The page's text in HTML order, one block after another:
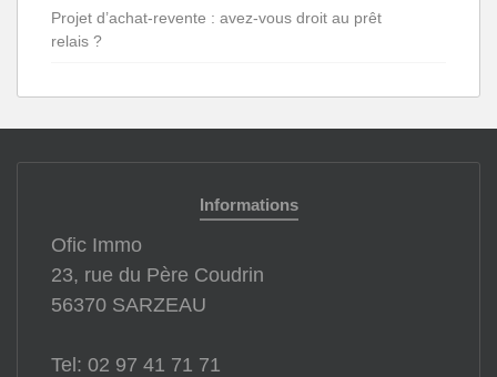
Projet d’achat-revente : avez-vous droit au prêt
relais ?
Informations
Ofic Immo
23, rue du Père Coudrin
56370 SARZEAU
Tel: 02 97 41 71 71